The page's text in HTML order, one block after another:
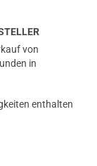
von
in
enthalten